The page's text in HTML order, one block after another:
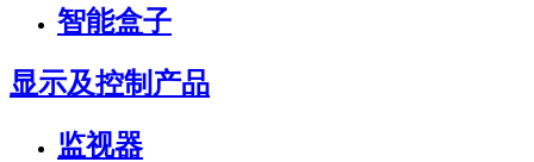
智能盒子
显示及控制产品
监视器